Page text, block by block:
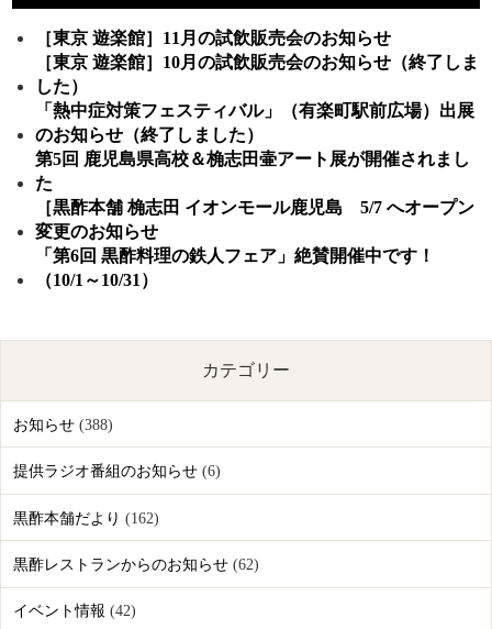
［東京 遊楽館］11月の試飲販売会のお知らせ
［東京 遊楽館］10月の試飲販売会のお知らせ（終了しま
した）
「熱中症対策フェスティバル」（有楽町駅前広場）出展
のお知らせ（終了しました）
第5回 鹿児島県高校＆桷志田壷アート展が開催されまし
た
［黒酢本舗 桷志田 イオンモール鹿児島 5/7 へオープン
変更のお知らせ
「第6回 黒酢料理の鉄人フェア」絶賛開催中です！
（10/1～10/31）
カテゴリー
お知らせ(388)
提供ラジオ番組のお知らせ(6)
黒酢本舗だより (162)
黒酢レストランからのお知らせ(62)
イベント情報 (42)